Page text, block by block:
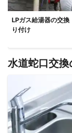
LPガス給湯器の交換
り付け
水道蛇口交